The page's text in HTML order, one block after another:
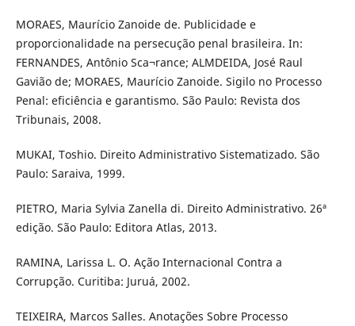
MORAES, Maurício Zanoide de. Publicidade e
proporcionalidade na persecução penal brasileira. In:
FERNANDES, Antônio Sca¬rance; ALMDEIDA, José Raul
Gavião de; MORAES, Maurício Zanoide. Sigilo no Processo
Penal: eficiência e garantismo. São Paulo: Revista dos
Tribunais, 2008.
MUKAI, Toshio. Direito Administrativo Sistematizado. São
Paulo: Saraiva, 1999.
PIETRO, Maria Sylvia Zanella di. Direito Administrativo. 26ª
edição. São Paulo: Editora Atlas, 2013.
RAMINA, Larissa L. O. Ação Internacional Contra a
Corrupção. Curitiba: Juruá, 2002.
TEIXEIRA, Marcos Salles. Anotações Sobre Processo